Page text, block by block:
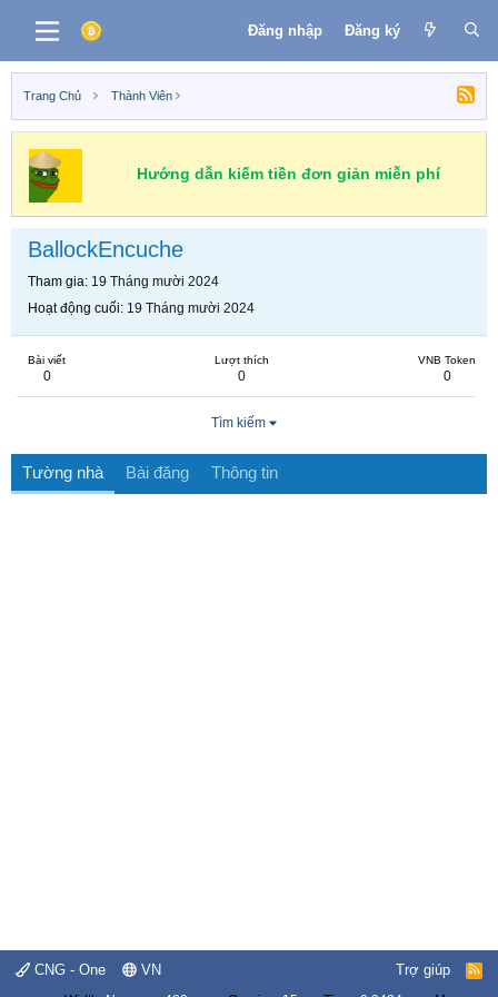
Đăng nhập Đăng ký
Trang Chủ Thành Viên
Hướng dẫn kiếm tiền đơn giản miễn phí
BallockEncuche
Tham gia 19 Tháng mười 2024
Hoạt động cuối 19 Tháng mười 2024
Bài viết
0
Lượt thích
0
VNB Token
0
Tìm kiếm
Tường nhà Bài đăng Thông tin
CNG - One VN Trợ giúp
R